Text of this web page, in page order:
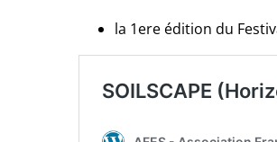
la 1ere édition du